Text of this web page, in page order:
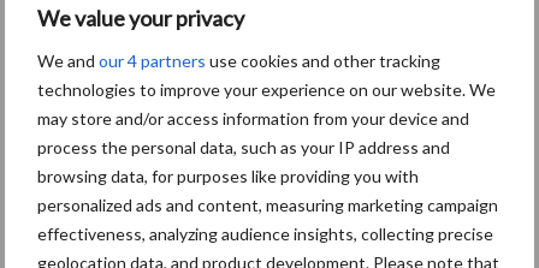
We value your privacy
We and our 4 partners use cookies and other tracking
technologies to improve your experience on our website. We
may store and/or access information from your device and
process the personal data, such as your IP address and
browsing data, for purposes like providing you with
personalized ads and content, measuring marketing campaign
effectiveness, analyzing audience insights, collecting precise
geolocation data, and product development. Please note that
Themapagina's
Diergezondheid Bemesting Fokkerij